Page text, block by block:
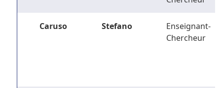
Caruso Stefano
Enseignant-
Chercheur